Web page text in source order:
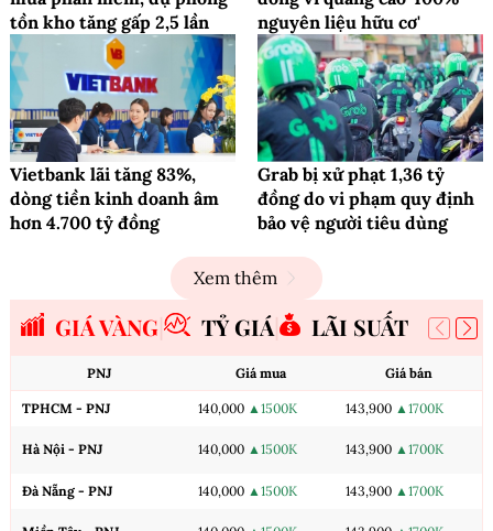
tồn kho tăng gấp 2,5 lần
nguyên liệu hữu cơ'
Vietbank lãi tăng 83%,
dòng tiền kinh doanh âm
hơn 4.700 tỷ đồng
Grab bị xử phạt 1,36 tỷ
đồng do vi phạm quy định
bảo vệ người tiêu dùng
Xem thêm
GIÁ VÀNG TỶ GIÁ LÃI SUẤT
PNJ Giá mua Giá bán
TPHCM - PNJ 140,000 ▲1500K 143,900 ▲1700K
Hà Nội - PNJ 140,000 ▲1500K 143,900 ▲1700K
Đà Nẵng - PNJ 140,000 ▲1500K 143,900 ▲1700K